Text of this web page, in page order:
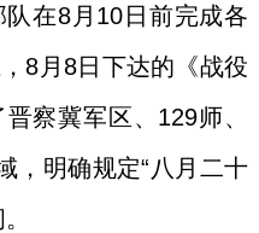
在8月10日前完成各
8月8日下达的《战役
察冀军区、129师、
，明确规定“八月二十